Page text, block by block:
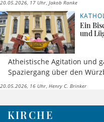
20.05.2026, 17 Uhr Jakob Ranke
Ein
und
Atheistische Agitation und
Spaziergang über den
20.05.2026, 16 Uhr Henry C. Brinker
KIRCHE